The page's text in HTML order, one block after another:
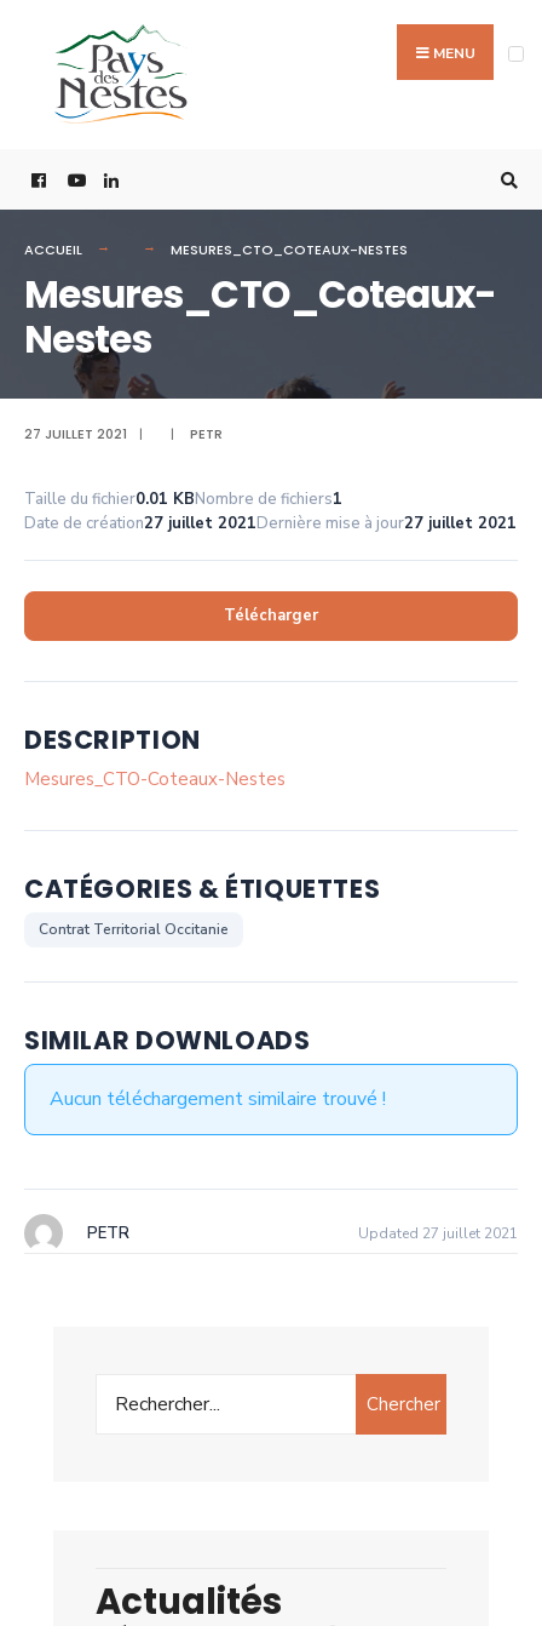
MENU
ACCUEIL MESURES_CTO_COTEAUX-NESTES
Mesures_CTO_Coteaux-
Nestes
27 JUILLET 2021 | | PETR
Taille du fichier0.01 KBNombre de fichiers1
Date de création27 juillet 2021Dernière mise à jour27 juillet 2021
Télécharger
DESCRIPTION
Mesures_CTO-Coteaux-Nestes
CATÉGORIES & ÉTIQUETTES
Contrat Territorial Occitanie
SIMILAR DOWNLOADS
Aucun téléchargement similaire trouvé !
PETR Updated 27 juillet 2021
Chercher
Actualités